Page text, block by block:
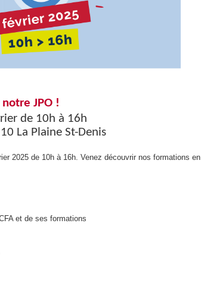
JPO !
de 10h à 16h
La Plaine St-Denis
2025 de 10h à 16h. Venez découvrir nos formations en
et de ses formations